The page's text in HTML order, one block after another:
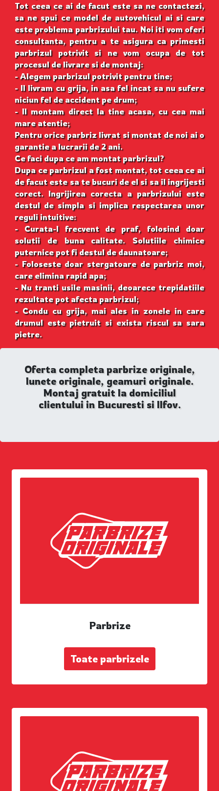
Tot ceea ce ai de facut este sa ne contactezi,
sa ne spui ce model de autovehicul ai si care
este problema parbrizului tau. Noi iti vom oferi
consultanta, pentru a te asigura ca primesti
parbrizul potrivit si ne vom ocupa de tot
procesul de livrare si de montaj:
- Alegem parbrizul potrivit pentru tine;
- Il livram cu grija, in asa fel incat sa nu sufere
niciun fel de accident pe drum;
- Il montam direct la tine acasa, cu cea mai
mare atentie;
Pentru orice parbriz livrat si montat de noi ai o
garantie a lucrarii de 2 ani.
Ce faci dupa ce am montat parbrizul?
Dupa ce parbrizul a fost montat, tot ceea ce ai
de facut este sa te bucuri de el si sa il ingrijesti
corect. Ingrijirea corecta a parbrizului este
destul de simpla si implica respectarea unor
reguli intuitive:
- Curata-l frecvent de praf, folosind doar
solutii de buna calitate. Solutiile chimice
puternice pot fi destul de daunatoare;
- Foloseste doar stergatoare de parbriz moi,
care elimina rapid apa;
- Nu tranti usile masinii, deoarece trepidatiile
rezultate pot afecta parbrizul;
- Condu cu grija, mai ales in zonele in care
drumul este pietruit si exista riscul sa sara
pietre.
Oferta completa parbrize originale,
lunete originale, geamuri originale.
Montaj gratuit la domiciliul
clientului in Bucuresti si Ilfov.
Parbrize
Toate parbrizele